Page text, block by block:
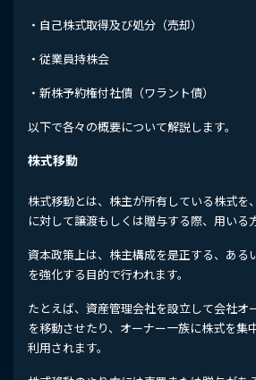
・自己株式取得及び処分（売却）
・従業員持株会
・新株予約権付社債（ワラント債）
以下で各々の概要について解説します。
株式移動
株式移動とは、株主が所有している株式を
に対して譲渡もしくは贈与する際、用いる
資本政策上は、株主構成を是正する、ある
を強化する目的で行われます。
たとえば、資産管理会社を設立して会社オ
を移動させたり、オーナー一族に株式を集
利用されます。